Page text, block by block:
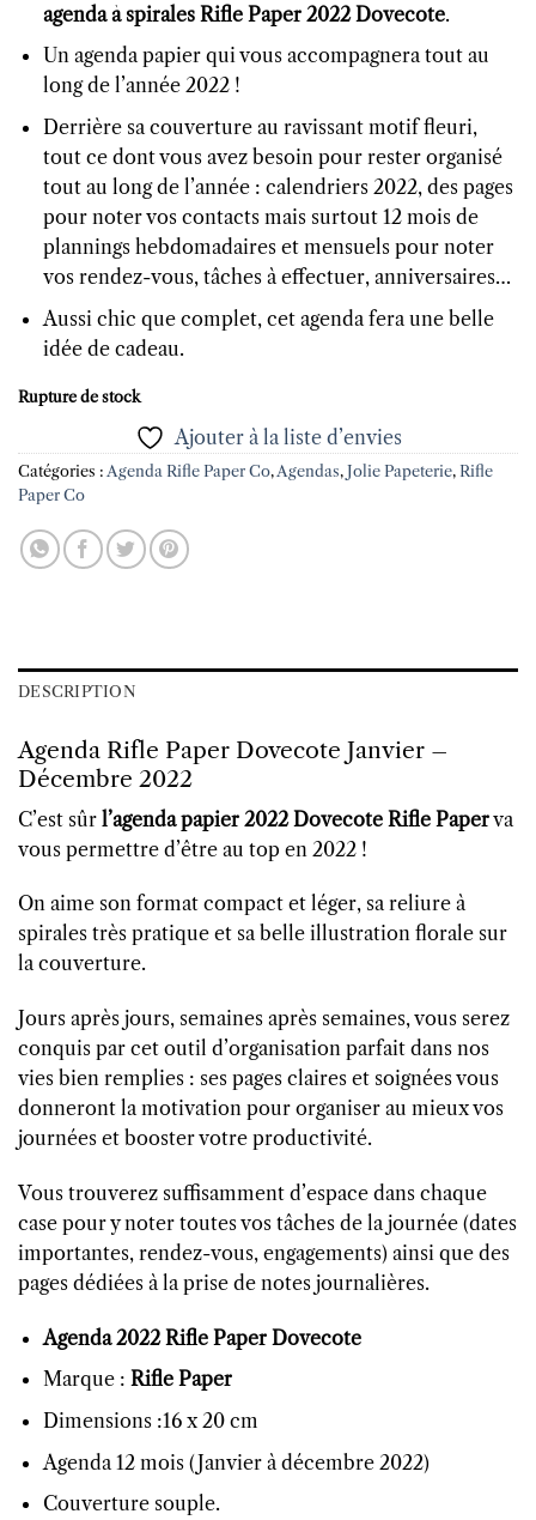
agenda à spirales Rifle Paper 2022 Dovecote.
Un agenda papier qui vous accompagnera tout au
long de l’année 2022 !
Derrière sa couverture au ravissant motif fleuri,
tout ce dont vous avez besoin pour rester organisé
tout au long de l’année : calendriers 2022, des pages
pour noter vos contacts mais surtout 12 mois de
plannings hebdomadaires et mensuels pour noter
vos rendez-vous, tâches à effectuer, anniversaires…
Aussi chic que complet, cet agenda fera une belle
idée de cadeau.
Rupture de stock
Ajouter à la liste d’envies
Catégories : Agenda Rifle Paper Co,Agendas, Jolie Papeterie, Rifle
Paper Co
DESCRIPTION
Agenda Rifle Paper Dovecote Janvier –
Décembre 2022
C’est sûr l’agenda papier 2022 Dovecote Rifle Paperva
vous permettre d’être au top en 2022 !
On aime son format compact et léger, sa reliure à
spirales très pratique et sa belle illustration florale sur
la couverture.
Jours après jours, semaines après semaines, vous serez
conquis par cet outil d’organisation parfait dans nos
vies bien remplies : ses pages claires et soignées vous
donneront la motivation pour organiser au mieux vos
journées et booster votre productivité.
Vous trouverez suffisamment d’espace dans chaque
case pour y noter toutes vos tâches de la journée (dates
importantes, rendez-vous, engagements) ainsi que des
pages dédiées à la prise de notes journalières.
Agenda 2022 Rifle Paper Dovecote
Marque : Rifle Paper
Dimensions :16 x 20 cm
Agenda 12 mois (Janvier à décembre 2022)
Couverture souple.